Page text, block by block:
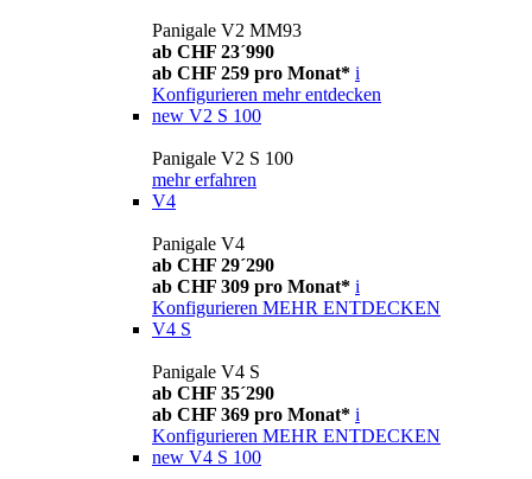
Panigale V2 MM93
ab CHF 23´990
ab CHF 259 pro Monat* i
Konfigurieren mehr entdecken
new V2 S 100
Panigale V2 S 100
mehr erfahren
V4
Panigale V4
ab CHF 29´290
ab CHF 309 pro Monat* i
Konfigurieren MEHR ENTDECKEN
V4 S
Panigale V4 S
ab CHF 35´290
ab CHF 369 pro Monat* i
Konfigurieren MEHR ENTDECKEN
new V4 S 100